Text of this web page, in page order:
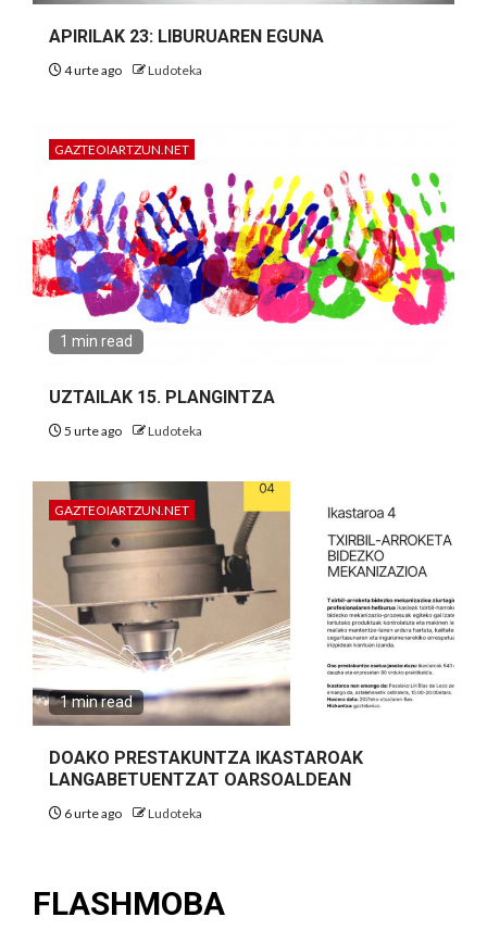
APIRILAK 23: LIBURUAREN EGUNA
4 urte ago Ludoteka
GAZTEOIARTZUN.NET
1 min read
UZTAILAK 15. PLANGINTZA
5 urte ago Ludoteka
GAZTEOIARTZUN.NET
1 min read
DOAKO PRESTAKUNTZA IKASTAROAK
LANGABETUENTZAT OARSOALDEAN
6 urte ago Ludoteka
FLASHMOBA